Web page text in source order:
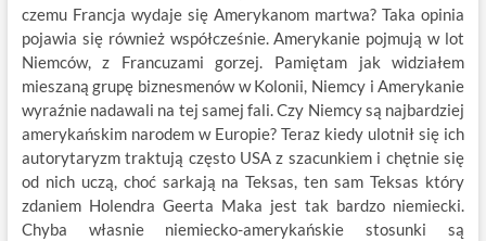
czemu Francja wydaje się Amerykanom martwa? Taka opinia
pojawia się również współcześnie. Amerykanie pojmują w lot
Niemców, z Francuzami gorzej. Pamiętam jak widziałem
mieszaną grupę biznesmenów w Kolonii, Niemcy i Amerykanie
wyraźnie nadawali na tej samej fali. Czy Niemcy są najbardziej
amerykańskim narodem w Europie? Teraz kiedy ulotnił się ich
autorytaryzm traktują często USA z szacunkiem i chętnie się
od nich uczą, choć sarkają na Teksas, ten sam Teksas który
zdaniem Holendra Geerta Maka jest tak bardzo niemiecki.
Chyba własnie niemiecko-amerykańskie stosunki są